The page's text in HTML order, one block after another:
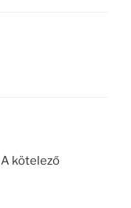
A kötelező